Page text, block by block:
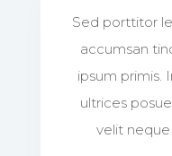
Sed porttitor
accumsan
ipsum primis.
ultrices
velit